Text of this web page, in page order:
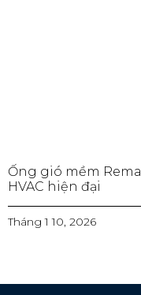
Ống gió mềm
HVAC hiện đại
Tháng 1 10, 2026